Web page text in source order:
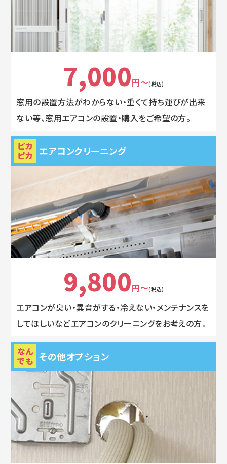
7,000円～(税込)
窓用の設置方法がわからない・重くて持ち運びが出来
ない等、窓用エアコンの設置・購入をご希望の方。
ピカ
ピカ エアコンクリーニング
9,800円～(税込)
エアコンが臭い・異音がする・冷えない・メンテナンスを
してほしいなどエアコンのクリーニングをお考えの方。
なん
でも その他オプション